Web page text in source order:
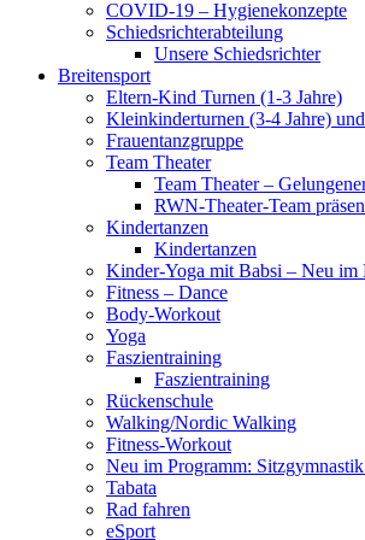
COVID-19 – Hygienekonzepte
Schiedsrichterabteilung
Unsere Schiedsrichter
Breitensport
Eltern-Kind Turnen (1-3 Jahre)
Kleinkinderturnen (3-4 Jahre)
Frauentanzgruppe
Team Theater
Team Theater –
RWN-Theater-Team
Kindertanzen
Kindertanzen
Kinder-Yoga mit Babsi – Neu im
Fitness – Dance
Body-Workout
Yoga
Faszientraining
Faszientraining
Rückenschule
Walking/Nordic Walking
Fitness-Workout
Neu im Programm:
Tabata
Rad fahren
eSport